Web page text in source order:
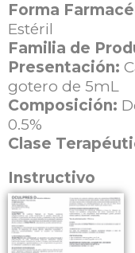
Forma
Estéril
Familia de
Presentación:
gotero de 5mL
Composición:
0.5%
Clase
Instructivo